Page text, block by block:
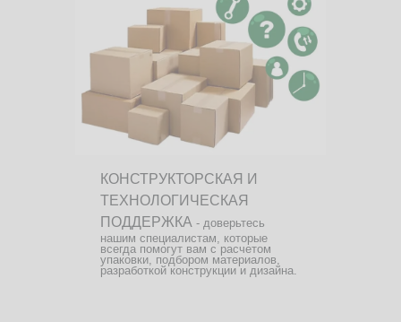
КОНСТРУКТОРСКАЯ И
ТЕХНОЛОГИЧЕСКАЯ
ПОДДЕРЖКА - доверьтесь
нашим специалистам, которые
всегда помогут вам с расчетом
упаковки, подбором материалов,
разработкой конструкции и дизайна.